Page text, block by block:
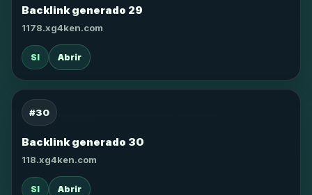
Backlink generado 29
1178.xg4ken.com
SI Abrir
#30
Backlink generado 30
118.xg4ken.com
SI Abrir